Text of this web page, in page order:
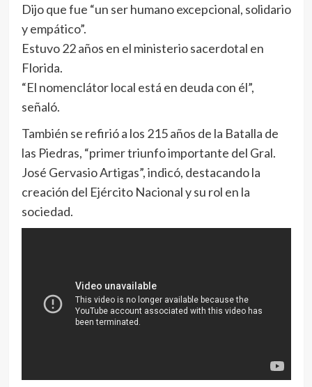
Dijo que fue “un ser humano excepcional, solidario
y empático”.
Estuvo 22 años en el ministerio sacerdotal en
Florida.
“El nomenclátor local está en deuda con él”,
señaló.
También se refirió a los 215 años de la Batalla de
las Piedras, “primer triunfo importante del Gral.
José Gervasio Artigas”, indicó, destacando la
creación del Ejército Nacional y su rol en la
sociedad.